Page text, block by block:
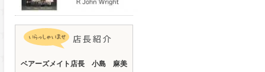
ベアーズメイト店長 小島 麻美